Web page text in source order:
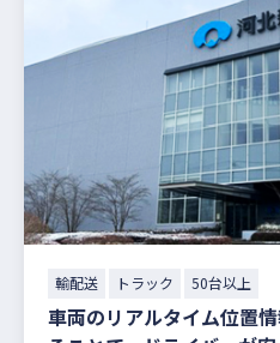
輸配送 トラック 50台以上
車両のリアルタイム位置